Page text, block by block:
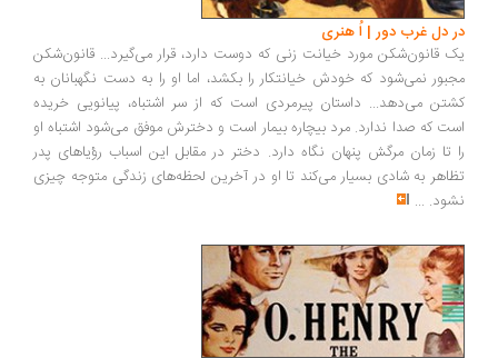
در دل غرب دور | اُ هنری
یک قانون‌شکن مورد خیانت زنی که دوست دارد، قرار می‌گیرد... قانون‌شکن
مجبور نمی‌شود که خودش خیانتکار را بکشد، اما او را به دست نگهبانان به
کشتن می‌دهد... داستان پیرمردی است که از سر اشتباه، پیانویی خریده
است که صدا ندارد. مرد بیچاره بیمار است و دخترش موفق می‌شود اشتباه او
را تا زمان مرگش پنهان نگاه دارد. دختر در مقابل این اسباب رؤیاهای پدر
تظاهر به شادی بسیار می‌کند تا او در آخرین لحظه‌های زندگی متوجه چیزی
نشود. ...